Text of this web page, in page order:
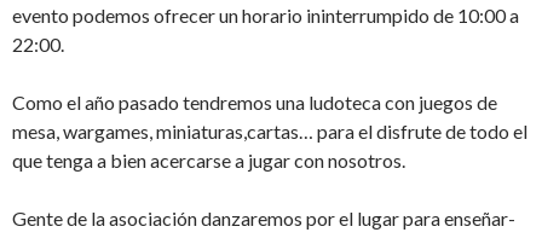
evento podemos ofrecer un horario ininterrumpido de 10:00 a
22:00.
Como el año pasado tendremos una ludoteca con juegos de
mesa, wargames, miniaturas,cartas… para el disfrute de todo el
que tenga a bien acercarse a jugar con nosotros.
Gente de la asociación danzaremos por el lugar para enseñar-